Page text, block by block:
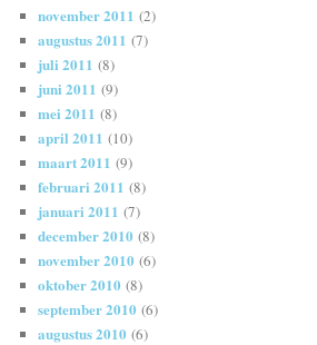
november 2011 (2)
augustus 2011 (7)
juli 2011 (8)
juni 2011 (9)
mei 2011 (8)
april 2011 (10)
maart 2011 (9)
februari 2011 (8)
januari 2011 (7)
december 2010 (8)
november 2010 (6)
oktober 2010 (8)
september 2010 (6)
augustus 2010 (6)